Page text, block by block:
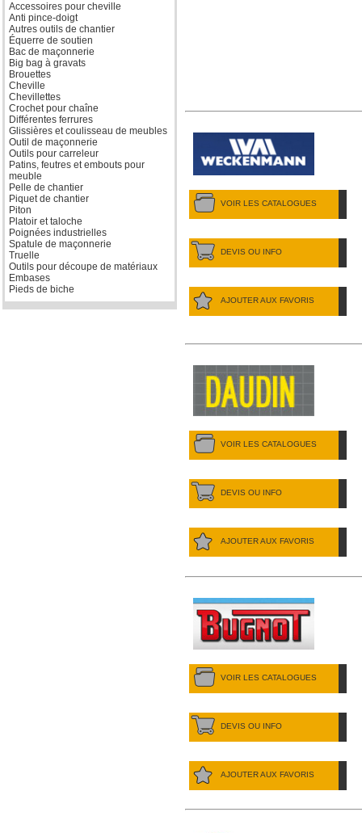
Accessoires pour cheville
Anti pince-doigt
Autres outils de chantier
Équerre de soutien
Bac de maçonnerie
Big bag à gravats
Brouettes
Cheville
Chevillettes
Crochet pour chaîne
Différentes ferrures
Glissières et coulisseau de meubles
Outil de maçonnerie
Outils pour carreleur
Patins, feutres et embouts pour
meuble
Pelle de chantier
Piquet de chantier
Piton
Platoir et taloche
Poignées industrielles
Spatule de maçonnerie
Truelle
Outils pour découpe de matériaux
Embases
Pieds de biche
VOIR LES CATALOGUES
DEVIS OU INFO
AJOUTER AUX FAVORIS
VOIR LES CATALOGUES
DEVIS OU INFO
AJOUTER AUX FAVORIS
VOIR LES CATALOGUES
DEVIS OU INFO
AJOUTER AUX FAVORIS